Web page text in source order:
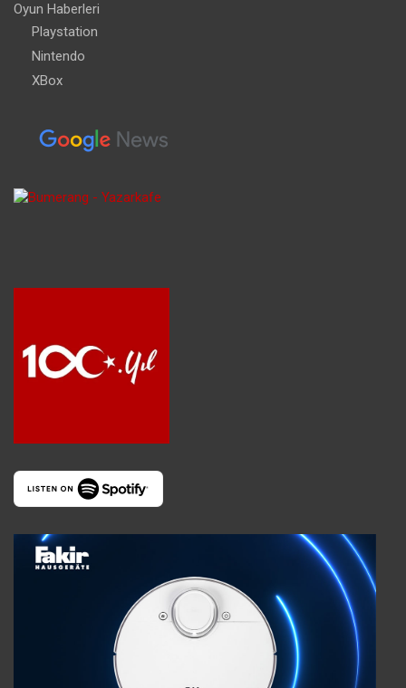
Oyun Haberleri
Playstation
Nintendo
XBox